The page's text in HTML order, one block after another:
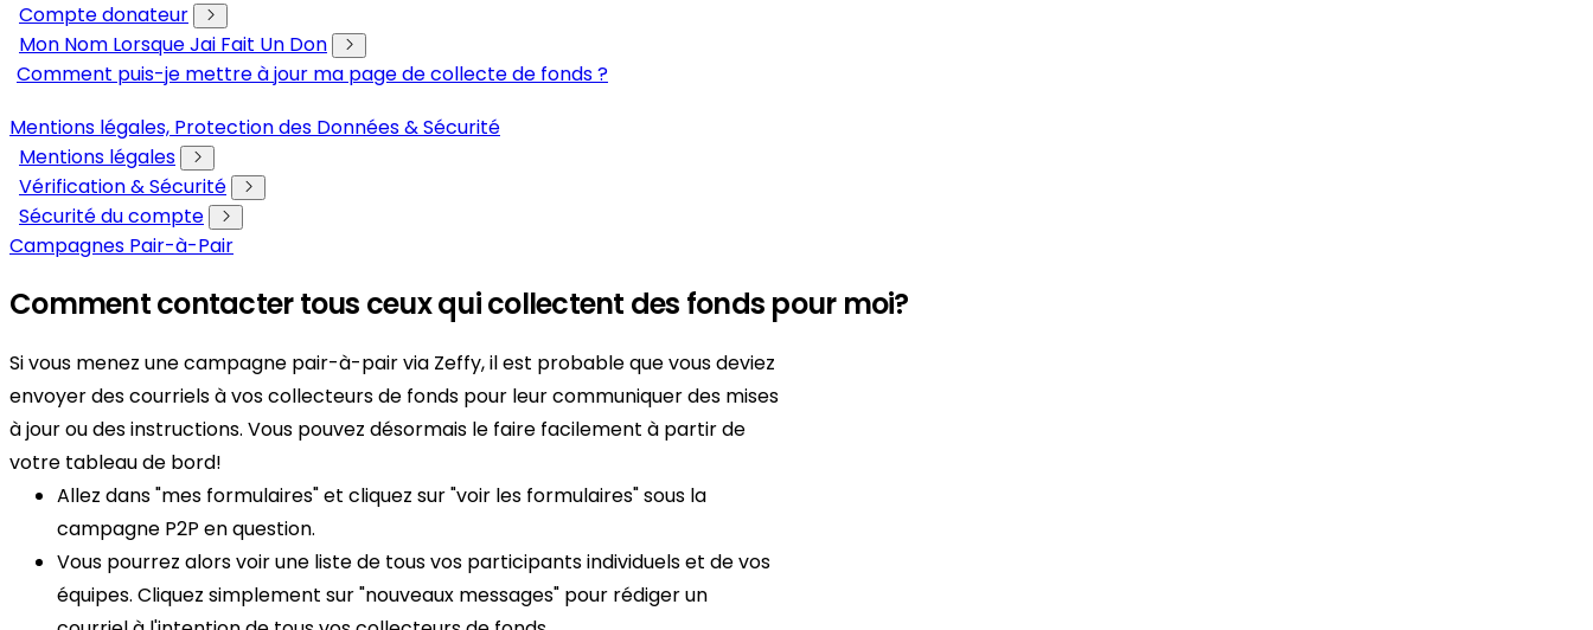
Compte donateur
Mon Nom Lorsque Jai Fait Un Don
Comment puis-je mettre à jour ma page de collecte de fonds ?
Mentions légales, Protection des Données & Sécurité
Mentions légales
Vérification & Sécurité
Sécurité du compte
Campagnes Pair-à-Pair
Comment contacter tous ceux qui collectent des fonds pour moi?
Si vous menez une campagne pair-à-pair via Zeffy, il est probable que vous deviez
envoyer des courriels à vos collecteurs de fonds pour leur communiquer des mises
à jour ou des instructions. Vous pouvez désormais le faire facilement à partir de
votre tableau de bord!
Allez dans "mes formulaires" et cliquez sur "voir les formulaires" sous la
campagne P2P en question.
Vous pourrez alors voir une liste de tous vos participants individuels et de vos
équipes. Cliquez simplement sur "nouveaux messages" pour rédiger un